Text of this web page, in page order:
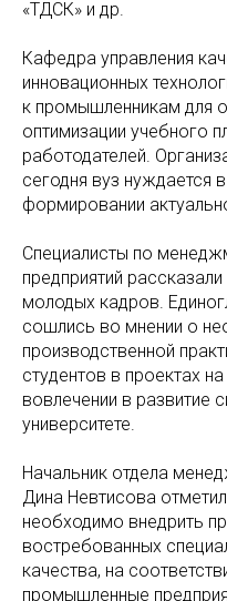
«ТДСК» и др.
Кафедра управления
инновационных
к промышленникам для
оптимизации учебного
работодателей.
сегодня вуз нуждается
формировании
Специалисты по
предприятий
молодых кадров.
сошлись во мнении о
производственной
студентов в проектах
вовлечении в развитие
университете.
Начальник отдела
Дина Невтисова
необходимо внедрить
востребованных
качества, на
промышленные